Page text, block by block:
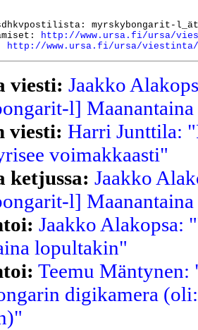
sdhkvpostilista: myrskybongarit-
http://www.ursa.fi/ursa/
http://www.ursa.fi/ursa/viestinta/
viesti: Jaakko
l]
viesti: Harri Junttila:
voimakkaasti"
ketjussa: Jaakko
l]
Jaakko Alakopsa:
lopultakin"
Teemu
digikamera